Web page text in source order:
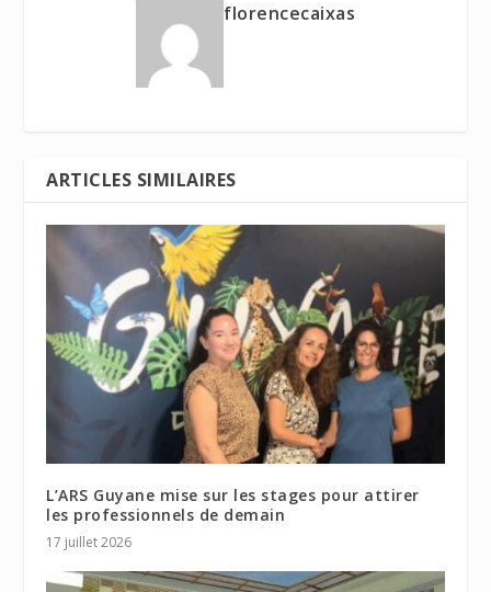
florencecaixas
ARTICLES SIMILAIRES
L’ARS Guyane mise sur les stages pour attirer
les professionnels de demain
17 juillet 2026